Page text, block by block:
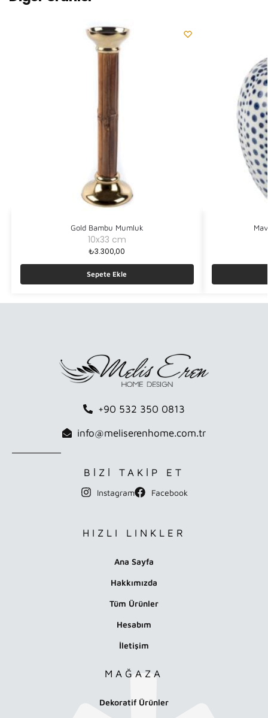
Gold Bambu Mumluk
10x33 cm
₺3.300,00
Sepete Ekle
+90 532 350 0813
info@meliserenhome.com.tr
BİZİ TAKİP ET
Instagram Facebook
HIZLI LINKLER
Ana Sayfa
Hakkımızda
Tüm Ürünler
Hesabım
İletişim
MAĞAZA
Dekoratif Ürünler